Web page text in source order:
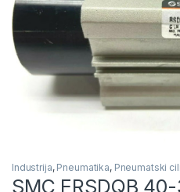
Industrija, Pneumatika, Pneumatski
SMC ERSDQB